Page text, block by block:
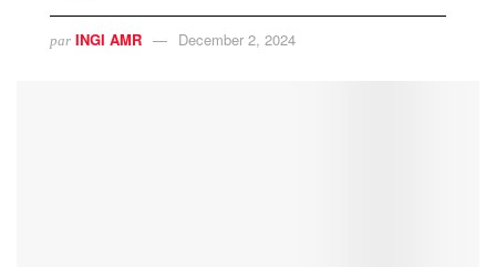
par INGI AMR December 2, 2024